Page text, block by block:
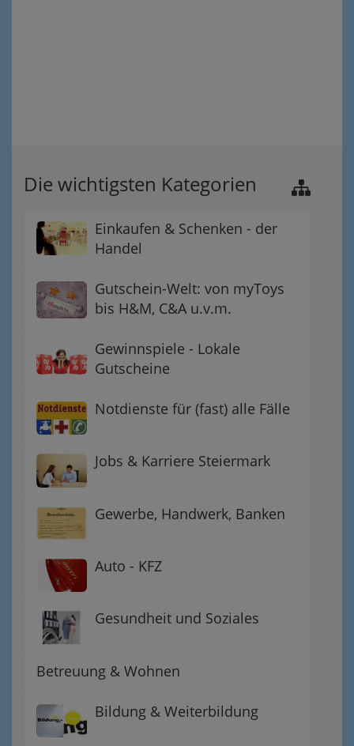
Die wichtigsten Kategorien
Einkaufen & Schenken - der
Handel
Gutschein-Welt: von myToys
bis H&M, C&A u.v.m.
Gewinnspiele - Lokale
Gutscheine
Notdienste für (fast) alle Fälle
Jobs & Karriere Steiermark
Gewerbe, Handwerk, Banken
Auto - KFZ
Gesundheit und Soziales
Betreuung & Wohnen
Bildung & Weiterbildung